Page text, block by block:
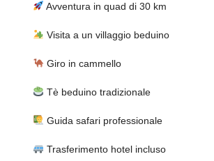
Avventura in quad di 30 km
Visita a un villaggio beduino
Giro in cammello
Tè beduino tradizionale
Guida safari professionale
Trasferimento hotel incluso